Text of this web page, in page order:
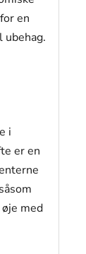
en
i
er en
med